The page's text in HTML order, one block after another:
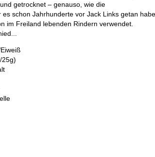
getrocknet – genauso, wie die
schon Jahrhunderte vor Jack Links getan
im Freiland lebenden Rindern verwendet.
25g)